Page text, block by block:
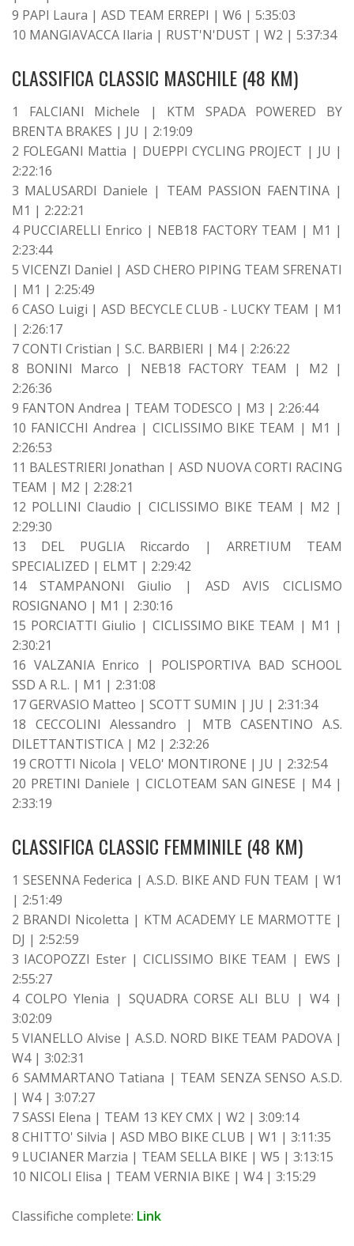
9 PAPI Laura | ASD TEAM ERREPI | W6 | 5:35:03
10 MANGIAVACCA Ilaria | RUST'N'DUST | W2 | 5:37:34
CLASSIFICA CLASSIC MASCHILE (48 KM)
1 FALCIANI Michele | KTM SPADA POWERED BY
BRENTA BRAKES | JU | 2:19:09
2 FOLEGANI Mattia | DUEPPI CYCLING PROJECT | JU |
2:22:16
3 MALUSARDI Daniele | TEAM PASSION FAENTINA |
M1 | 2:22:21
4 PUCCIARELLI Enrico | NEB18 FACTORY TEAM | M1 |
2:23:44
5 VICENZI Daniel | ASD CHERO PIPING TEAM SFRENATI
| M1 | 2:25:49
6 CASO Luigi | ASD BECYCLE CLUB - LUCKY TEAM | M1
| 2:26:17
7 CONTI Cristian | S.C. BARBIERI | M4 | 2:26:22
8 BONINI Marco | NEB18 FACTORY TEAM | M2 |
2:26:36
9 FANTON Andrea | TEAM TODESCO | M3 | 2:26:44
10 FANICCHI Andrea | CICLISSIMO BIKE TEAM | M1 |
2:26:53
11 BALESTRIERI Jonathan | ASD NUOVA CORTI RACING
TEAM | M2 | 2:28:21
12 POLLINI Claudio | CICLISSIMO BIKE TEAM | M2 |
2:29:30
13 DEL PUGLIA Riccardo | ARRETIUM TEAM
SPECIALIZED | ELMT | 2:29:42
14 STAMPANONI Giulio | ASD AVIS CICLISMO
ROSIGNANO | M1 | 2:30:16
15 PORCIATTI Giulio | CICLISSIMO BIKE TEAM | M1 |
2:30:21
16 VALZANIA Enrico | POLISPORTIVA BAD SCHOOL
SSD A R.L. | M1 | 2:31:08
17 GERVASIO Matteo | SCOTT SUMIN | JU | 2:31:34
18 CECCOLINI Alessandro | MTB CASENTINO A.S.
DILETTANTISTICA | M2 | 2:32:26
19 CROTTI Nicola | VELO' MONTIRONE | JU | 2:32:54
20 PRETINI Daniele | CICLOTEAM SAN GINESE | M4 |
2:33:19
CLASSIFICA CLASSIC FEMMINILE (48 KM)
1 SESENNA Federica | A.S.D. BIKE AND FUN TEAM | W1
| 2:51:49
2 BRANDI Nicoletta | KTM ACADEMY LE MARMOTTE |
DJ | 2:52:59
3 IACOPOZZI Ester | CICLISSIMO BIKE TEAM | EWS |
2:55:27
4 COLPO Ylenia | SQUADRA CORSE ALI BLU | W4 |
3:02:09
5 VIANELLO Alvise | A.S.D. NORD BIKE TEAM PADOVA |
W4 | 3:02:31
6 SAMMARTANO Tatiana | TEAM SENZA SENSO A.S.D.
| W4 | 3:07:27
7 SASSI Elena | TEAM 13 KEY CMX | W2 | 3:09:14
8 CHITTO' Silvia | ASD MBO BIKE CLUB | W1 | 3:11:35
9 LUCIANER Marzia | TEAM SELLA BIKE | W5 | 3:13:15
10 NICOLI Elisa | TEAM VERNIA BIKE | W4 | 3:15:29
Classifiche complete: Link